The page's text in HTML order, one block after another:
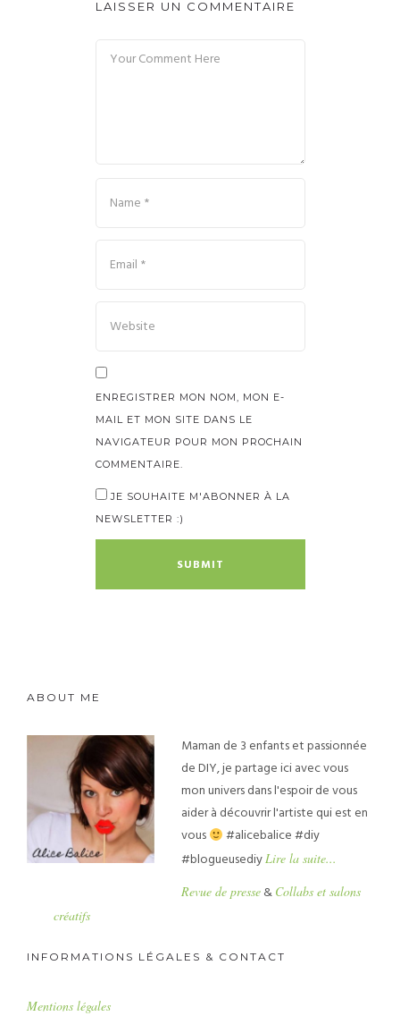
LAISSER UN COMMENTAIRE
ENREGISTRER MON NOM, MON E-
MAIL ET MON SITE DANS LE
NAVIGATEUR POUR MON PROCHAIN
COMMENTAIRE.
JE SOUHAITE M'ABONNER À LA
NEWSLETTER :)
ABOUT ME
Maman de 3 enfants et passionnée
de DIY, je partage ici avec vous
mon univers dans l'espoir de vous
aider à découvrir l'artiste qui est en
vous
#alicebalice #diy
#blogueusediyLire la suite...
Revue de presse & Collabs et salons
créatifs
INFORMATIONS LÉGALES & CONTACT
Mentions légales